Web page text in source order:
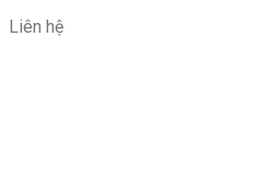
Liên hệ